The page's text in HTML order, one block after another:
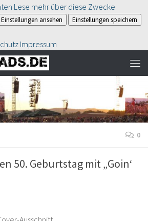
Lese mehr über diese Zwecke
Einstellungen ansehen Einstellungen speichern
Impressum
0
50. Geburtstag mit „Goin‘